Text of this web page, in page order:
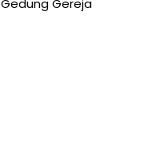
Gedung Gereja